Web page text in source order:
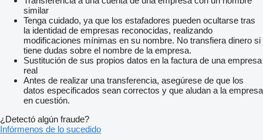
similar
Tenga cuidado, ya que los estafadores pueden ocultarse tras
la identidad de empresas reconocidas, realizando
modificaciones mínimas en su nombre. No transfiera dinero si
tiene dudas sobre el nombre de la empresa.
Sustitución de sus propios datos en la factura de una empresa
real
Antes de realizar una transferencia, asegúrese de que los
datos especificados sean correctos y que aludan a la empresa
en cuestión.
¿Detectó algún fraude?
Infórmenos de lo sucedido